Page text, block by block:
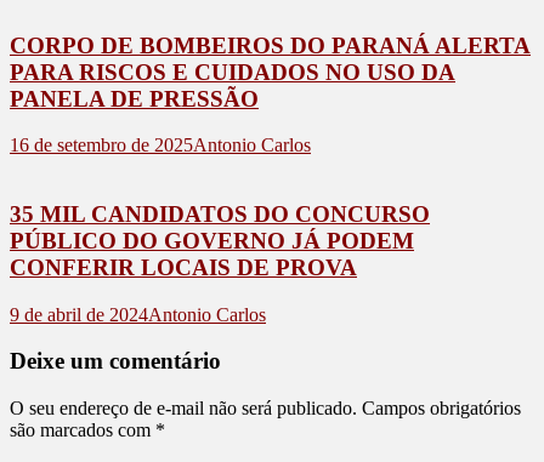
CORPO DE BOMBEIROS DO PARANÁ ALERTA
PARA RISCOS E CUIDADOS NO USO DA
PANELA DE PRESSÃO
16 de setembro de 2025Antonio Carlos
35 MIL CANDIDATOS DO CONCURSO
PÚBLICO DO GOVERNO JÁ PODEM
CONFERIR LOCAIS DE PROVA
9 de abril de 2024Antonio Carlos
Deixe um comentário
O seu endereço de e-mail não será publicado. Campos obrigatórios
são marcados com *